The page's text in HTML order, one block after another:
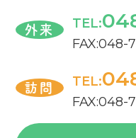
外来 TEL:
FAX:048-
訪問 TEL:
FAX:048-